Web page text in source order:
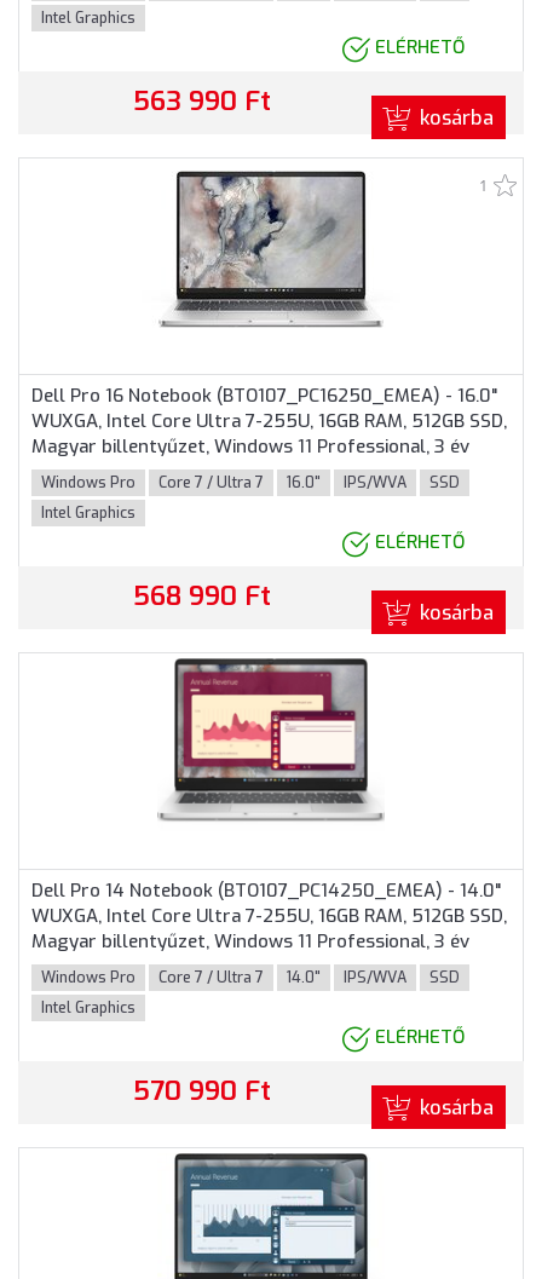
Intel Graphics
ELÉRHETŐ
563 990 Ft kosárba
1
Dell Pro 16 Notebook (BTO107_PC16250_EMEA) - 16.0"
WUXGA, Intel Core Ultra 7-255U, 16GB RAM, 512GB SSD,
Magyar billentyűzet, Windows 11 Professional, 3 év
garancia, Platinaszürke színben
Windows Pro Core 7 / Ultra 7 16.0" IPS/WVA
SSD
Intel Graphics
ELÉRHETŐ
568 990 Ft kosárba
Dell Pro 14 Notebook (BTO107_PC14250_EMEA) - 14.0"
WUXGA, Intel Core Ultra 7-255U, 16GB RAM, 512GB SSD,
Magyar billentyűzet, Windows 11 Professional, 3 év
garancia, Platinaezüst színben
Windows Pro Core 7 / Ultra 7 14.0" IPS/WVA
SSD
Intel Graphics
ELÉRHETŐ
570 990 Ft kosárba